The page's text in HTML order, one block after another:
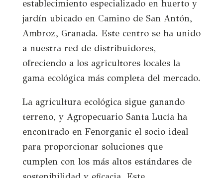
establecimiento especializado en huerto y
jardín ubicado en Camino de San Antón,
Ambroz, Granada. Este centro se ha unido
a nuestra red de distribuidores,
ofreciendo a los agricultores locales la
gama ecológica más completa del mercado.
La agricultura ecológica sigue ganando
terreno, y Agropecuario Santa Lucía ha
encontrado en Fenorganic el socio ideal
para proporcionar soluciones que
cumplen con los más altos estándares de